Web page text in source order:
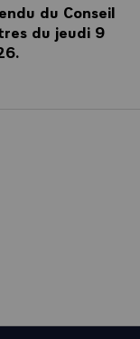
du Conseil
du jeudi 9